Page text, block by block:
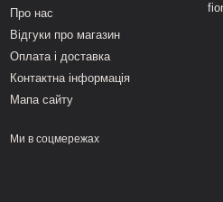
Про нас
Відгуки про магазин
Оплата і доставка
Контактна інформація
Мапа сайту
Ми в соцмережах